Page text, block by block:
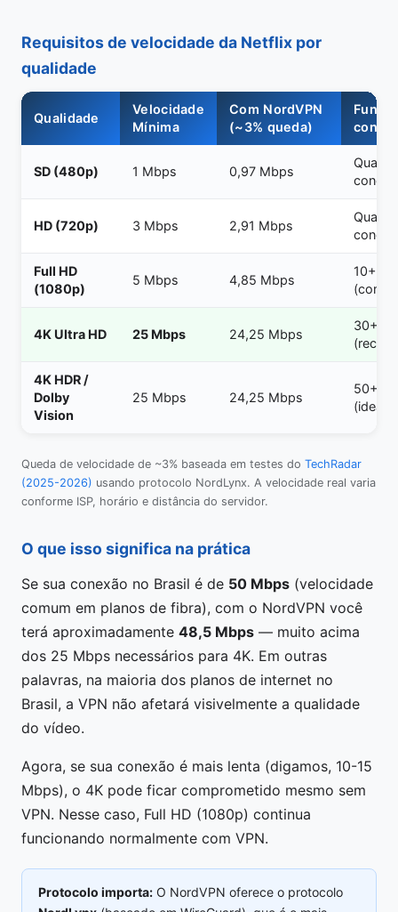
Requisitos de velocidade da Netflix por
qualidade
Qualidade
Velocidade
Mínima
Com NordVPN
(~3% queda)
SD (480p) 1 Mbps 0,97 Mbps
HD (720p) 3 Mbps 2,91 Mbps
Full HD
(1080p)
5 Mbps 4,85 Mbps
10+
4K Ultra HD 25 Mbps 24,25 Mbps
30+
4K HDR /
Dolby
Vision
25 Mbps 24,25 Mbps
50+
(ideal)
Queda de velocidade de ~3% baseada em testes do TechRadar
(2025-2026) usando protocolo NordLynx. A velocidade real varia
conforme ISP, horário e distância do servidor.
O que isso significa na prática
Se sua conexão no Brasil é de 50 Mbps (velocidade
comum em planos de fibra), com o NordVPN você
terá aproximadamente 48,5 Mbps — muito acima
dos 25 Mbps necessários para 4K. Em outras
palavras, na maioria dos planos de internet no
Brasil, a VPN não afetará visivelmente a qualidade
do vídeo.
Agora, se sua conexão é mais lenta (digamos, 10-15
Mbps), o 4K pode ficar comprometido mesmo sem
VPN. Nesse caso, Full HD (1080p) continua
funcionando normalmente com VPN.
Protocolo importa: O NordVPN oferece o protocolo